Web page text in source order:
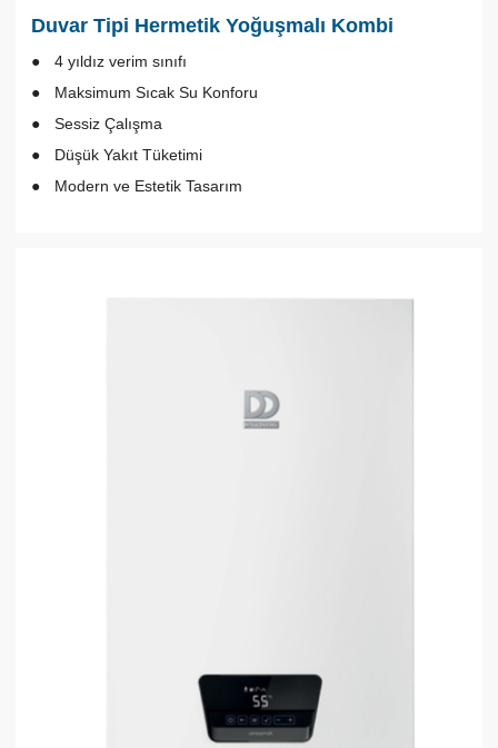
Duvar Tipi Hermetik Yoğuşmalı Kombi
4 yıldız verim sınıfı
Maksimum Sıcak Su Konforu
Sessiz Çalışma
Düşük Yakıt Tüketimi
Modern ve Estetik Tasarım